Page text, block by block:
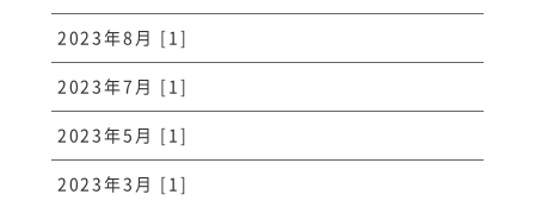
2023年8月 [1]
2023年7月 [1]
2023年5月 [1]
2023年3月 [1]